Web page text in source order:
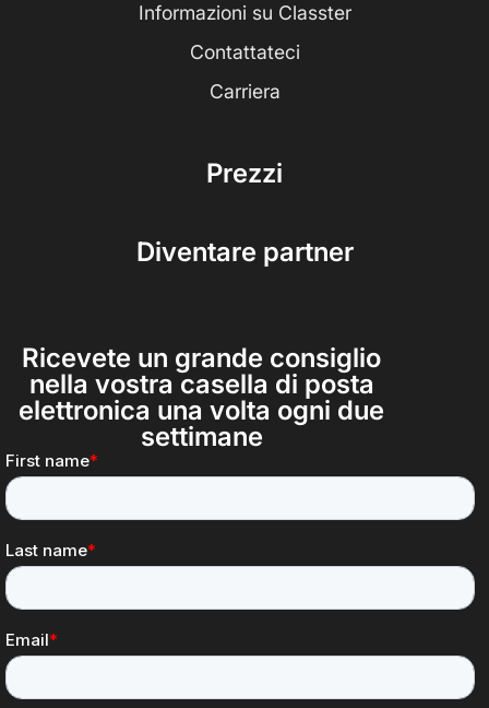
Informazioni su Classter
Contattateci
Carriera
Prezzi
Diventare partner
Ricevete un grande consiglio
nella vostra casella di posta
elettronica una volta ogni due
settimane